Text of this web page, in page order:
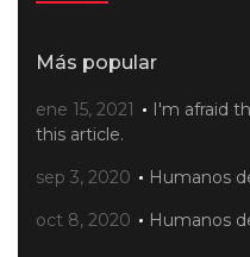
Más popular
ene 15, 2021
I'm afraid
this article.
sep 3, 2020
Humanos
oct 8, 2020
Humanos